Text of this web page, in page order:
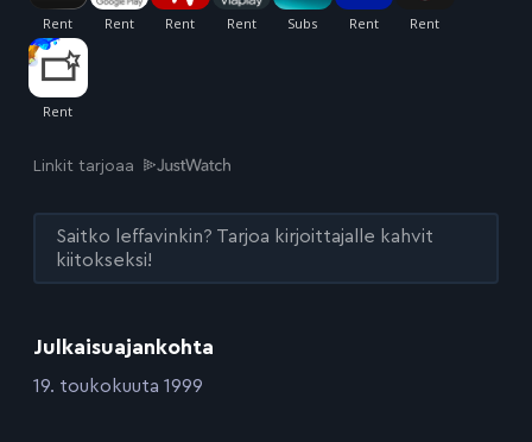
Julkaisuajankohta
:19. toukokuuta 1999
Linkit tarjoaa
Saitko leffavinkin? Tarjoa kirjoittajalle kahvit
kiitokseksi!